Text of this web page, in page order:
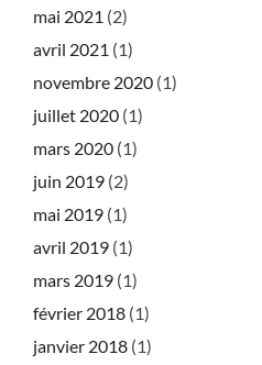
mai 2021 (2)
avril 2021 (1)
novembre 2020 (1)
juillet 2020 (1)
mars 2020 (1)
juin 2019 (2)
mai 2019 (1)
avril 2019 (1)
mars 2019 (1)
février 2018 (1)
janvier 2018 (1)